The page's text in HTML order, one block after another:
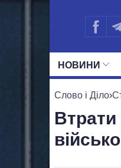
НОВИНИ
Слово і Діло›
Втрати